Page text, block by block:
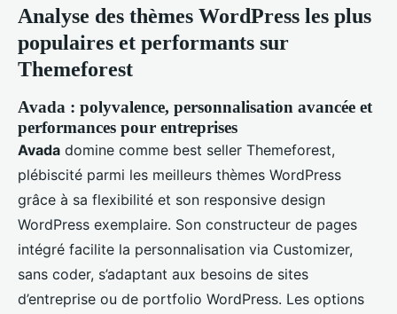
Analyse des thèmes WordPress les plus
populaires et performants sur
Themeforest
Avada : polyvalence, personnalisation avancée et
performances pour entreprises
Avada domine comme best seller Themeforest,
plébiscité parmi les meilleurs thèmes WordPress
grâce à sa flexibilité et son responsive design
WordPress exemplaire. Son constructeur de pages
intégré facilite la personnalisation via Customizer,
sans coder, s’adaptant aux besoins de sites
d’entreprise ou de portfolio WordPress. Les options